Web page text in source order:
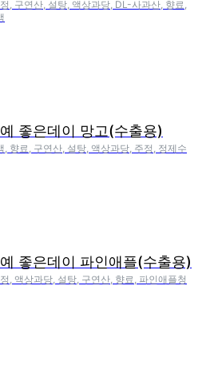
, 구연산, 설탕, 액상과당, DL-사과산, 향료,
좋은데이 망고(수출용)
, 향료, 구연산, 설탕, 액상과당, 주정, 정제수
좋은데이 파인애플(수출용)
, 액상과당, 설탕, 구연산, 향료, 파인애플청